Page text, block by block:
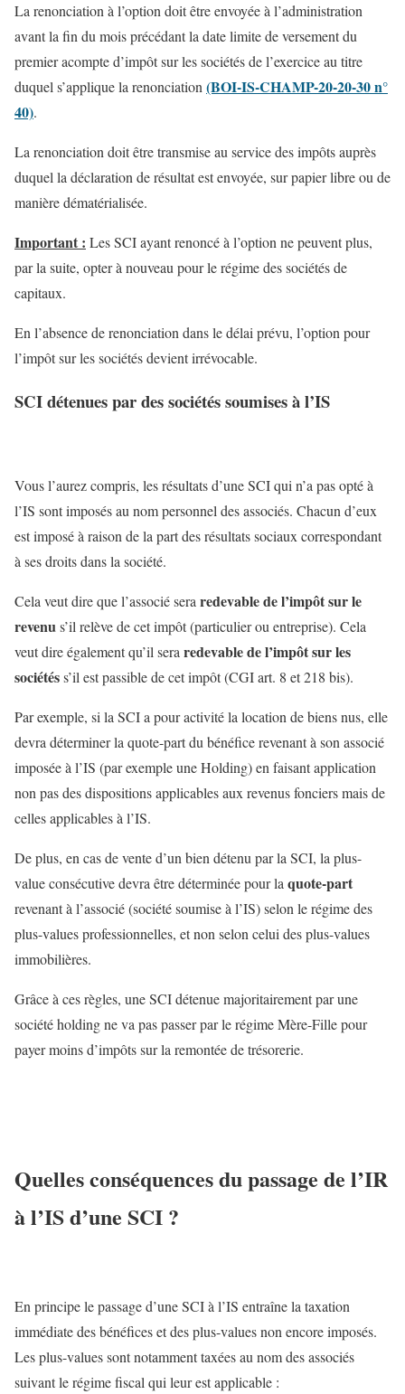
La renonciation à l’option doit être envoyée à l’administration
avant la fin du mois précédant la date limite de versement du
premier acompte d’impôt sur les sociétés de l’exercice au titre
duquel s’applique la renonciation (BOI-IS-CHAMP-20-20-30 n°
40).
La renonciation doit être transmise au service des impôts auprès
duquel la déclaration de résultat est envoyée, sur papier libre ou de
manière dématérialisée.
Important : Les SCI ayant renoncé à l’option ne peuvent plus,
par la suite, opter à nouveau pour le régime des sociétés de
capitaux.
En l’absence de renonciation dans le délai prévu, l’option pour
l’impôt sur les sociétés devient irrévocable.
SCI détenues par des sociétés soumises à l’IS
Vous l’aurez compris, les résultats d’une SCI qui n’a pas opté à
l’IS sont imposés au nom personnel des associés. Chacun d’eux
est imposé à raison de la part des résultats sociaux correspondant
à ses droits dans la société.
Cela veut dire que l’associé sera redevable de l’impôt sur le
revenus’il relève de cet impôt (particulier ou entreprise). Cela
veut dire également qu’il sera redevable de l’impôt sur les
sociétéss’il est passible de cet impôt (CGI art. 8 et 218 bis).
Par exemple, si la SCI a pour activité la location de biens nus, elle
devra déterminer la quote-part du bénéfice revenant à son associé
imposée à l’IS (par exemple une Holding) en faisant application
non pas des dispositions applicables aux revenus fonciers mais de
celles applicables à l’IS.
De plus, en cas de vente d’un bien détenu par la SCI, la plus-
value consécutive devra être déterminée pour la quote-part
revenant à l’associé (société soumise à l’IS) selon le régime des
plus-values professionnelles, et non selon celui des plus-values
immobilières.
Grâce à ces règles, une SCI détenue majoritairement par une
société holding ne va pas passer par le régime Mère-Fille pour
payer moins d’impôts sur la remontée de trésorerie.
Quelles conséquences du passage de l’IR
à l’IS d’une SCI ?
En principe le passage d’une SCI à l’IS entraîne la taxation
immédiate des bénéfices et des plus-values non encore imposés.
Les plus-values sont notamment taxées au nom des associés
suivant le régime fiscal qui leur est applicable :